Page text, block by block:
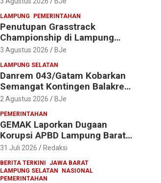
Artis Ibu Kota
LAMPUNG PEMERINTAHAN
Penutupan Grasstrack
Championship di Lampung
Barat Meriah, Dihadiri Ribuan
Parosil
3 Agustus 2026 BJe
LAMPUNG SELATAN
Danrem 043/Gatam Kobarkan
Semangat Kontingen Balakrem
dan Yonif 143/TWEJ di
Ke-1 Kodam XXI/Radin Inten
2 Agustus 2026 BJe
PEMERINTAHAN
GEMAK Laporkan Dugaan
Korupsi APBD Lampung Barat
2025 ke Kejati Lampung, Soroti
Bibit Ikan
31 Juli 2026 Redaksi
BERITA TERKINI
JAWA BARAT
LAMPUNG SELATAN
NASIONAL
PEMERINTAHAN